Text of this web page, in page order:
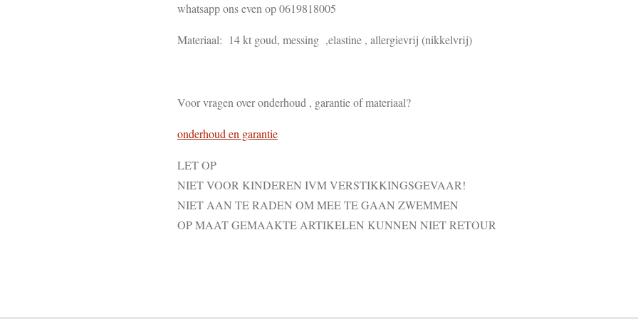
whatsapp ons even op 0619818005
Materiaal: 14 kt goud, messing ,elastine , allergievrij (nikkelvrij)
Voor vragen over onderhoud , garantie of materiaal?
onderhoud en garantie
LET OP
NIET VOOR KINDEREN IVM VERSTIKKINGSGEVAAR!
NIET AAN TE RADEN OM MEE TE GAAN ZWEMMEN
OP MAAT GEMAAKTE ARTIKELEN KUNNEN NIET RETOUR